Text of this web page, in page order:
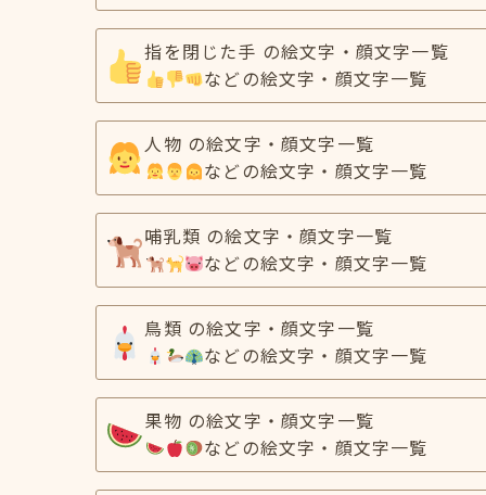
指を閉じた手 の絵文字・顔文字一覧
などの絵文字・顔文字一覧
人物 の絵文字・顔文字一覧
などの絵文字・顔文字一覧
哺乳類 の絵文字・顔文字一覧
などの絵文字・顔文字一覧
鳥類 の絵文字・顔文字一覧
などの絵文字・顔文字一覧
果物 の絵文字・顔文字一覧
などの絵文字・顔文字一覧